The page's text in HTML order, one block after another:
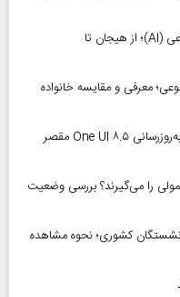
رشد خیره‌کننده بازار توکن‌های هوش مصنوعی (AI)؛ از هیجان تا
معرفی و مقایسه خانواده
بحران باتری در گوشی‌های سامسونگ؛ آیا به‌روزرسانی One UI ۸.۵ مقصر
را می‌گیرند؟ بررسی وضعیت
تومانی بازنشستگان کشوری؛ نحوه مشاهده